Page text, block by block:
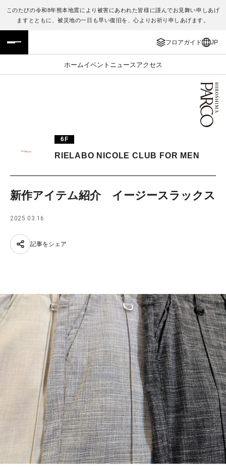
このたびの令和8年熊本地震により被害にあわれた皆様に謹んでお見舞い申しあげ
ますとともに、被災地の一日も早い復旧を、心よりお祈り申しあげます。
フロアガイド JP
ホームイベント ニュース アクセス
フロアガイド
施設案内・アクセス
TAX FREE
ENGLISH
繁体字
日本語
6F
RIELABO NICOLE CLUB FOR MEN
新作アイテム紹介 イージースラックス
2025.03.16
記事をシェア